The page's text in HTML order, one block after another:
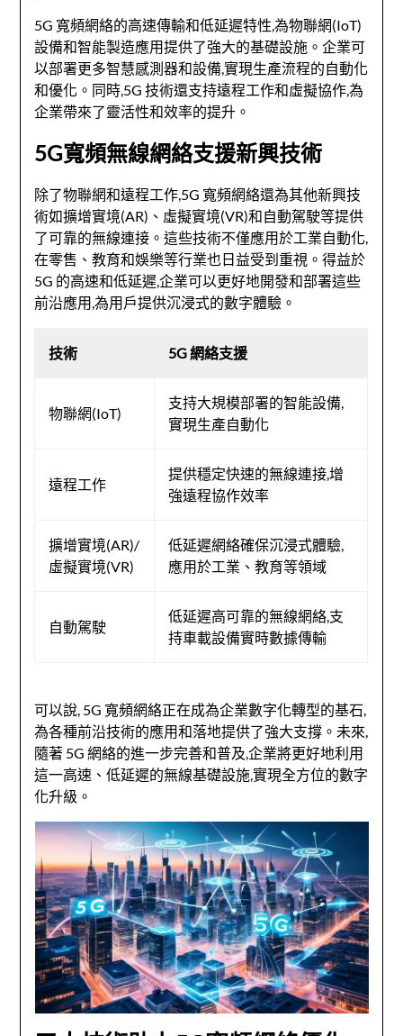
5G 寬頻網絡的高速傳輸和低延遲特性,為物聯網(IoT)
設備和智能製造應用提供了強大的基礎設施。企業可
以部署更多智慧感測器和設備,實現生產流程的自動化
和優化。同時,5G 技術還支持遠程工作和虛擬協作,為
企業帶來了靈活性和效率的提升。
5G寬頻無線網絡支援新興技術
除了物聯網和遠程工作,5G 寬頻網絡還為其他新興技
術如擴增實境(AR)、虛擬實境(VR)和自動駕駛等提供
了可靠的無線連接。這些技術不僅應用於工業自動化,
在零售、教育和娛樂等行業也日益受到重視。得益於
5G 的高速和低延遲,企業可以更好地開發和部署這些
前沿應用,為用戶提供沉浸式的數字體驗。
技術 5G 網絡支援
物聯網(IoT)
支持大規模部署的智能設備,
實現生產自動化
遠程工作
提供穩定快速的無線連接,增
強遠程協作效率
擴增實境(AR)/
虛擬實境(VR)
低延遲網絡確保沉浸式體驗,
應用於工業、教育等領域
自動駕駛
低延遲高可靠的無線網絡,支
持車載設備實時數據傳輸
可以說, 5G 寬頻網絡正在成為企業數字化轉型的基石,
為各種前沿技術的應用和落地提供了強大支撐。未來,
隨著 5G 網絡的進一步完善和普及,企業將更好地利用
這一高速、低延遲的無線基礎設施,實現全方位的數字
化升級。